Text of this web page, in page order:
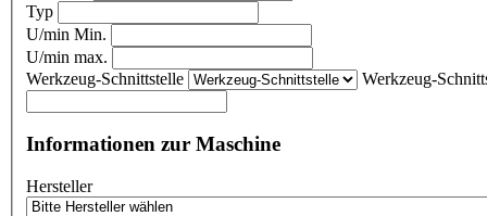
Typ
U/min Min.
U/min max.
Werkzeug-Schnittstelle
Werkzeug-
Informationen zur Maschine
Hersteller